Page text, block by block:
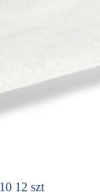
12 szt